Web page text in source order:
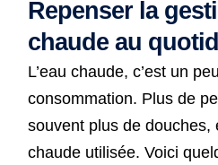
Repenser la
chaude au
L’eau chaude, c’est un
consommation. Plus de
souvent plus de douches,
chaude utilisée. Voici